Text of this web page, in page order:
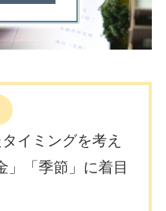
イミングを考え
」「季節」に着目